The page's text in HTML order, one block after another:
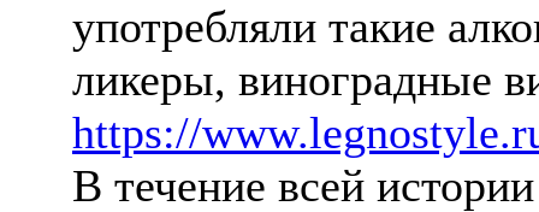
употребляли такие
ликеры, виноградные
https://
В течение всей